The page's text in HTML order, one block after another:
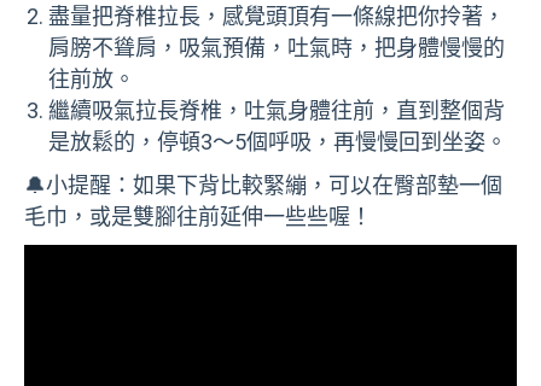
盡量把脊椎拉長，感覺頭頂有一條線把你拎著，
肩膀不聳肩，吸氣預備，吐氣時，把身體慢慢的
往前放。
繼續吸氣拉長脊椎，吐氣身體往前，直到整個背
是放鬆的，停頓3～5個呼吸，再慢慢回到坐姿。
🔔小提醒：如果下背比較緊繃，可以在臀部墊一個
毛巾，或是雙腳往前延伸一些些喔！